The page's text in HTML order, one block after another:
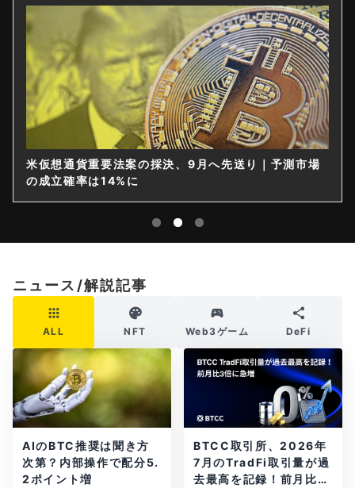
仮想通貨は購入後すぐ送れなくなる？金融庁が出庫制
限を要請
ニュース/解説記事
ALL NFT Web3ゲーム DeFi
AIのBTC推奨は聞き方
次第？内部操作で配分5.
2ポイント増
BTCC取引所、2026年
7月のTradFi取引量が過
去最高を記録！前月比3